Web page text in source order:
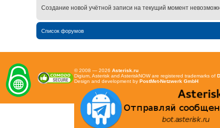
Создание новой учётной записи на текущий момент
Список форумов
© 2008 — 2026 Asterisk.ru
Digium, Asterisk and AsteriskNOW are registered trademarks of
Design and development by PostMet-Netzwerk GmbH